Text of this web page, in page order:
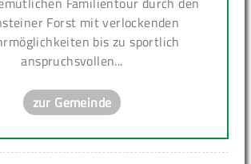
Forst mit verlockenden
bis zu sportlich
anspruchsvollen...
zur Gemeinde